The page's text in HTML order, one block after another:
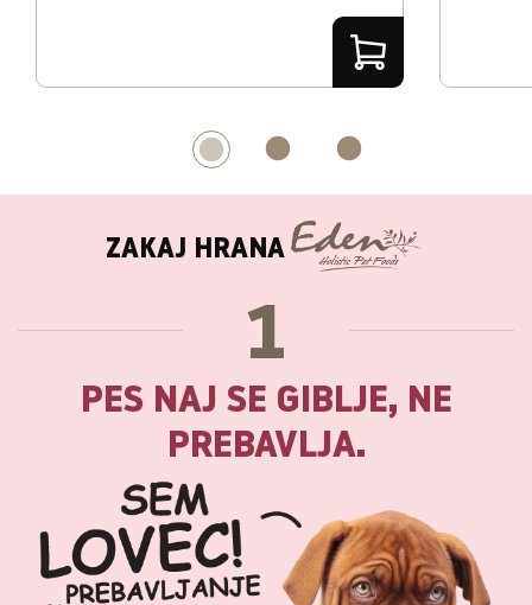
ZAKAJ HRANA
1
PES NAJ SE GIBLJE, NE
PREBAVLJA.